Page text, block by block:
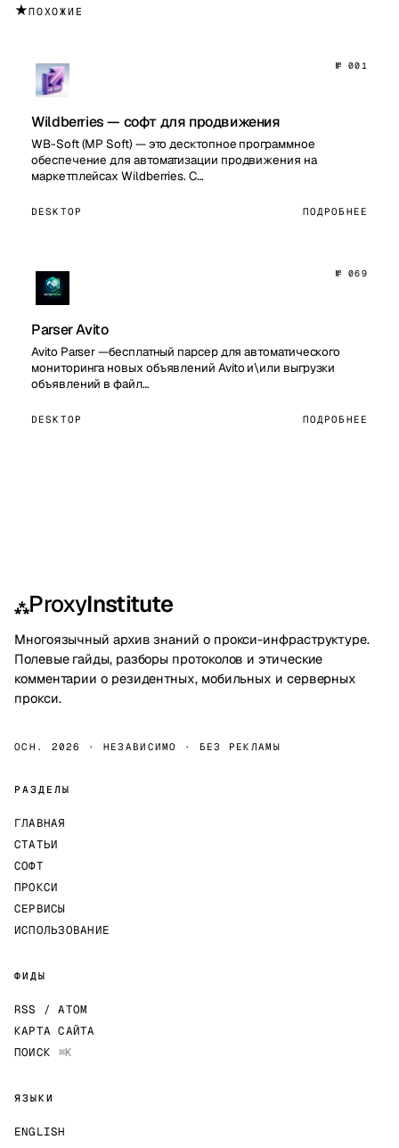
★ПОХОЖИЕ
№ 001
Wildberries — софт для продвижения
WB-Soft (MP Soft) — это десктопное программное
обеспечение для автоматизации продвижения на
маркетплейсах Wildberries. С…
DESKTOP ПОДРОБНЕЕ
№ 069
Parser Avito
Avito Parser —бесплатный парсер для автоматического
мониторинга новых объявлений Avito и\или выгрузки
объявлений в файл…
DESKTOP ПОДРОБНЕЕ
⁂ProxyInstitute
Многоязычный архив знаний о прокси-инфраструктуре.
Полевые гайды, разборы протоколов и этические
комментарии о резидентных, мобильных и серверных
прокси.
ОСН. 2026 · НЕЗАВИСИМО · БЕЗ РЕКЛАМЫ
РАЗДЕЛЫ
ГЛАВНАЯ
СТАТЬИ
СОФТ
ПРОКСИ
СЕРВИСЫ
ИСПОЛЬЗОВАНИЕ
ФИДЫ
RSS / ATOM
КАРТА САЙТА
ПОИСК ⌘K
ЯЗЫКИ
ENGLISH